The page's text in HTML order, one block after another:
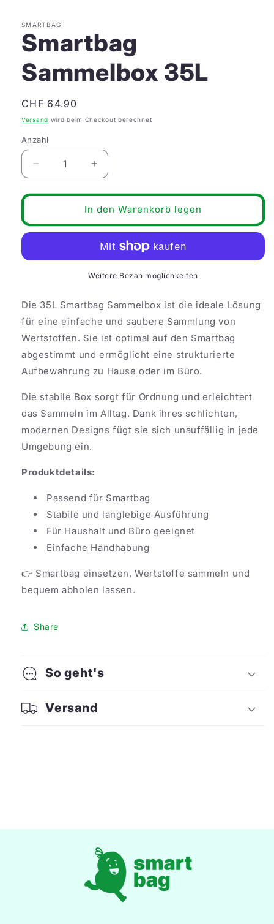
SMARTBAG
Smartbag
Sammelbox 35L
Normaler
Preis
CHF 64.90
Versand wird beim Checkout berechnet
Anzahl
Anzahl
Verringere
die
Menge
Sammelbox
Erhöhe
die
Menge
für
Sammelbox
35L
In den Warenkorb legen
Weitere Bezahlmöglichkeiten
Die 35L Smartbag Sammelbox ist die ideale Lösung
für eine einfache und saubere Sammlung von
Wertstoffen. Sie ist optimal auf den Smartbag
abgestimmt und ermöglicht eine strukturierte
Aufbewahrung zu Hause oder im Büro.
Die stabile Box sorgt für Ordnung und erleichtert
das Sammeln im Alltag. Dank ihres schlichten,
modernen Designs fügt sie sich unauffällig in jede
Umgebung ein.
Produktdetails:
Passend für Smartbag
Stabile und langlebige Ausführung
Für Haushalt und Büro geeignet
Einfache Handhabung
👉 Smartbag einsetzen, Wertstoffe sammeln und
bequem abholen lassen.
Share
So geht's
Versand